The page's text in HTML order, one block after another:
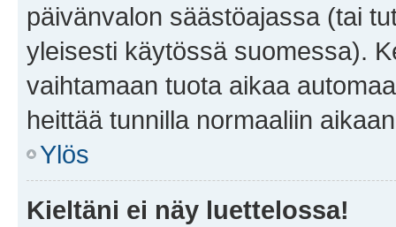
päivänvalon säästöajassa (tai
yleisesti käytössä suomessa).
vaihtamaan tuota aikaa
heittää tunnilla normaaliin
Ylös
Kieltäni ei näy luettelossa!